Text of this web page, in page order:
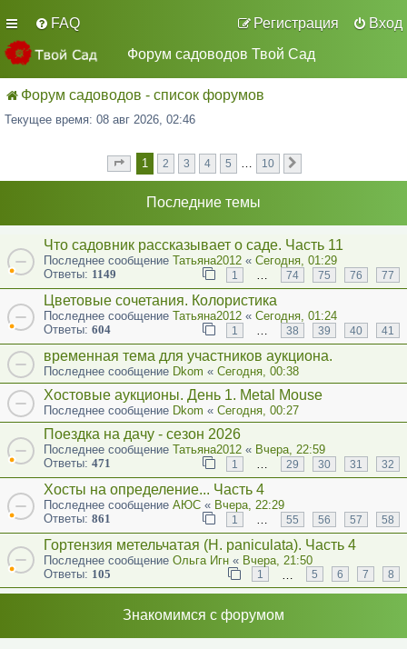
FAQ Вход
Регистрация
Форум садоводов Твой Сад
Форум садоводов - список форумов
Текущее время: 08 авг 2026, 02:46
Страница 1из 10
1 2 3 4 5 … 10
Последние темы
Что садовник рассказывает о саде. Часть 11
Последнее сообщение Татьяна2012 « Сегодня, 01:29
Ответы: 1149 1 … 74 75 76 77
Цветовые сочетания. Колористика
Последнее сообщение Татьяна2012 « Сегодня, 01:24
Ответы: 604 1 … 38 39 40 41
временная тема для участников аукциона.
Последнее сообщение Dkom « Сегодня, 00:38
Хостовые аукционы. День 1. Metal Mouse
Последнее сообщение Dkom « Сегодня, 00:27
Поездка на дачу - сезон 2026
Последнее сообщение Татьяна2012 « Вчера, 22:59
Ответы: 471 1 … 29 30 31 32
Хосты на определение... Часть 4
Последнее сообщение АЮС « Вчера, 22:29
Ответы: 861 1 55 56 57 58
Гортензия метельчатая (Н. paniculata). Часть 4
Последнее сообщение Ольга Игн « Вчера, 21:50
Ответы: 105 1 5 6 7 8
Знакомимся с форумом